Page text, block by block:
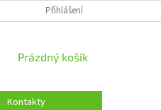
Přihlášení
NÁKUPNÍ
Prázdný košík
Kontakty